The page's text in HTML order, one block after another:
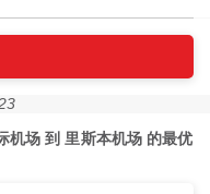
机场 到 里斯本机场 的最优